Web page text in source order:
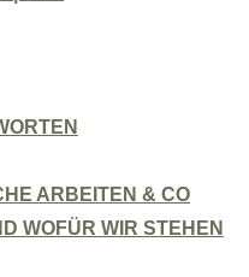
ARBEITEN & CO
WOFÜR WIR STEHEN